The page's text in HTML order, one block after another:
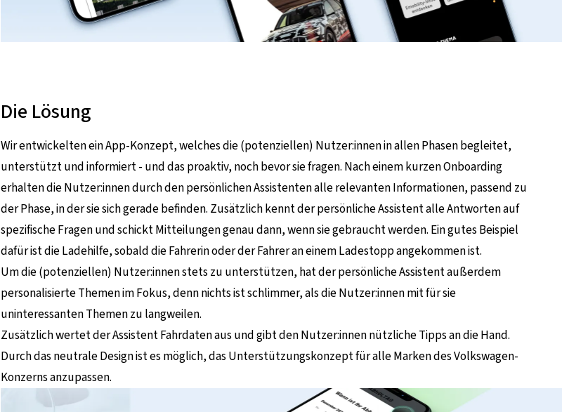
Die Lösung
Wir entwickelten ein App-Konzept, welches die (potenziellen) Nutzer:innen in allen Phasen begleitet,
unterstützt und informiert - und das proaktiv, noch bevor sie fragen. Nach einem kurzen Onboarding
erhalten die Nutzer:innen durch den persönlichen Assistenten alle relevanten Informationen, passend zu
der Phase, in der sie sich gerade befinden. Zusätzlich kennt der persönliche Assistent alle Antworten auf
spezifische Fragen und schickt Mitteilungen genau dann, wenn sie gebraucht werden. Ein gutes Beispiel
dafür ist die Ladehilfe, sobald die Fahrerin oder der Fahrer an einem Ladestopp angekommen ist.
Um die (potenziellen) Nutzer:innen stets zu unterstützen, hat der persönliche Assistent außerdem
personalisierte Themen im Fokus, denn nichts ist schlimmer, als die Nutzer:innen mit für sie
uninteressanten Themen zu langweilen.
Zusätzlich wertet der Assistent Fahrdaten aus und gibt den Nutzer:innen nützliche Tipps an die Hand.
Durch das neutrale Design ist es möglich, das Unterstützungskonzept für alle Marken des Volkswagen-
Konzerns anzupassen.